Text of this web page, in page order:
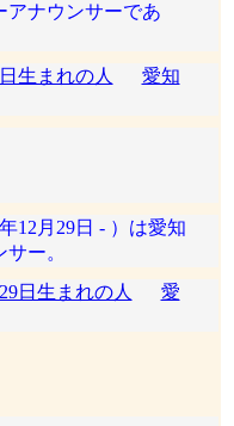
アナウンサーであ
生まれの人
愛知
12月29日 - ）は愛知
ー。
日生まれの人
愛